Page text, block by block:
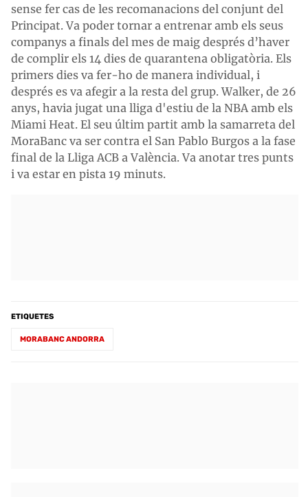
sense fer cas de les recomanacions del conjunt del
Principat. Va poder tornar a entrenar amb els seus
companys a finals del mes de maig després d’haver
de complir els 14 dies de quarantena obligatòria. Els
primers dies va fer-ho de manera individual, i
després es va afegir a la resta del grup. Walker, de 26
anys, havia jugat una lliga d'estiu de la NBA amb els
Miami Heat. El seu últim partit amb la samarreta del
MoraBanc va ser contra el San Pablo Burgos a la fase
final de la Lliga ACB a València. Va anotar tres punts
i va estar en pista 19 minuts.
ETIQUETES
MORABANC ANDORRA